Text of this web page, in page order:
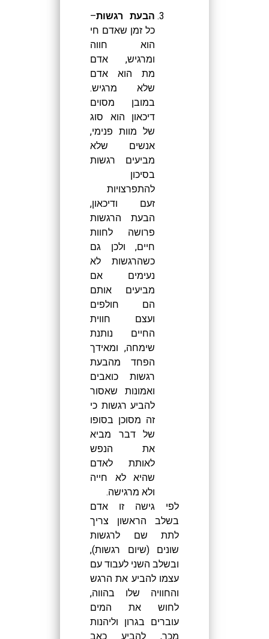
הבעת רגשות–
כל זמן שאדם חי
הוא חווה
ומרגיש, אדם
מת הוא אדם
שלא מרגיש.
במובן מסוים
דיכאון הוא סוג
של מוות פנימי,
אנשים שלא
מביעים רגשות
בסיכון
להתפרצויות
זעם ודיכאון,
הבעת הרגשות
פרושה לחוות
חיים, ולכן גם
כשהרגשות לא
נעימים אם
מביעים אותם
הם חולפים
ועצם חווית
החיים נותנת
שימחה, ומאידך
הפחד מהבעת
רגשות כואבים
ואמונות שאסור
להביע רגשות כי
זה מסוכן בסופו
של דבר מביא
את הנפש
לאותת לאדם
שהיא לא חייה
ולא מרגישה.
לפי גישה זו אדם
בשלב הראשון צריך
לתת שם לרגשות
שונים (שיום רגשות),
ובשלב השני לעבוד עם
עצמו להביע את הרגש
והחוויה שלו בהווה,
לחוש את המים
עוברים בגרון וליהנות
מכך, להביע כאב